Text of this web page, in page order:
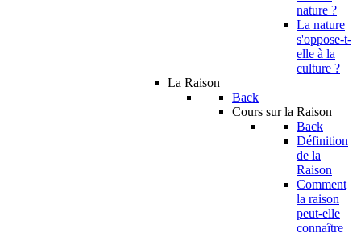
nature ?
La nature
s'oppose-t-
elle à la
culture ?
La Raison
Back
Cours sur la Raison
Back
Définition
de la
Raison
Comment
la raison
peut-elle
connaître